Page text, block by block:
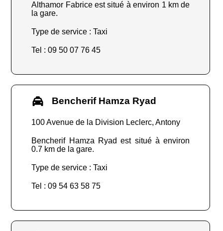
Althamor Fabrice est situé à environ 1 km de
la gare.
Type de service : Taxi
Tel : 09 50 07 76 45
Bencherif Hamza Ryad
100 Avenue de la Division Leclerc, Antony
Bencherif Hamza Ryad est situé à environ
0.7 km de la gare.
Type de service : Taxi
Tel : 09 54 63 58 75